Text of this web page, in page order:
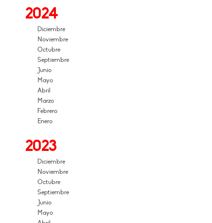
2024
Diciembre
Noviembre
Octubre
Septiembre
Junio
Mayo
Abril
Marzo
Febrero
Enero
2023
Diciembre
Noviembre
Octubre
Septiembre
Junio
Mayo